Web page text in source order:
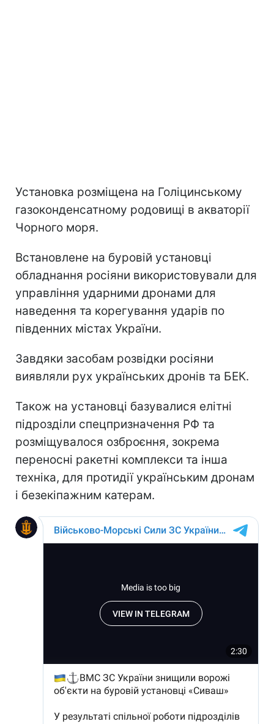
Установка розміщена на Голіцинському
газоконденсатному родовищі в акваторії
Чорного моря.
Встановлене на буровій установці
обладнання росіяни використовували для
управління ударними дронами для
наведення та корегування ударів по
південних містах України.
Завдяки засобам розвідки росіяни
виявляли рух українських дронів та БЕК.
Також на установці базувалися елітні
підрозділи спецпризначення РФ та
розміщувалося озброєння, зокрема
переносні ракетні комплекси та інша
техніка, для протидії українським дронам
і безекіпажним катерам.